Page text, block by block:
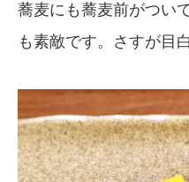
蕎麦にも蕎麦前がつい
も素敵です。さすが目